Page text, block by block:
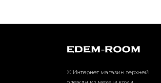
© Интернет магазин верхней